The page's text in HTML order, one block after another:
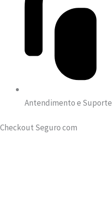
Antendimento e Suporte
Checkout Seguro com